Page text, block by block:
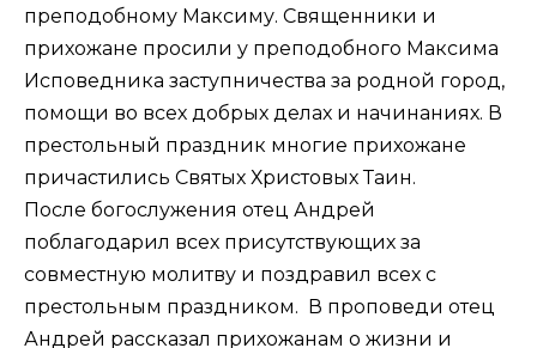
преподобному Максиму. Священники и
прихожане просили у преподобного Максима
Исповедника заступничества за родной город,
помощи во всех добрых делах и начинаниях. В
престольный праздник многие прихожане
причастились Святых Христовых Таин.
После богослужения отец Андрей
поблагодарил всех присутствующих за
совместную молитву и поздравил всех с
престольным праздником. В проповеди отец
Андрей рассказал прихожанам о жизни и